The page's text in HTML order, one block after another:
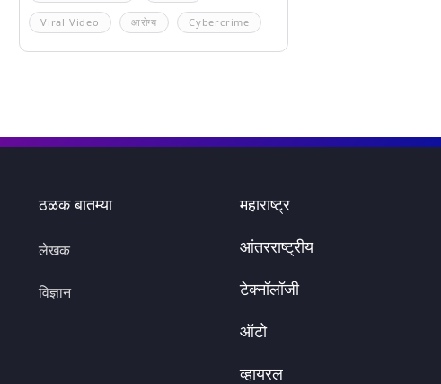
Viral Video आरोग्य Cybercrime
ठळक बातम्या
लेखक
विज्ञान
महाराष्ट्र
आंतरराष्ट्रीय
टेक्नॉलॉजी
ऑटो
व्हायरल